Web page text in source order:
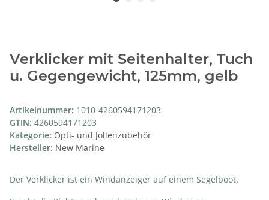
Verklicker mit Seitenhalter, Tuch
u. Gegengewicht, 125mm, gelb
Artikelnummer: 1010-4260594171203
GTIN: 4260594171203
Kategorie: Opti- und Jollenzubehör
Hersteller: New Marine
Der Verklicker ist ein Windanzeiger auf einem Segelboot.